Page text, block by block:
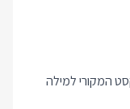
המקורי למילה